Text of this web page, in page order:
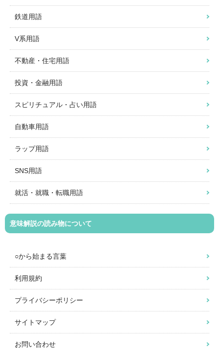
鉄道用語
V系用語
不動産・住宅用語
投資・金融用語
スピリチュアル・占い用語
自動車用語
ラップ用語
SNS用語
就活・就職・転職用語
意味解説の読み物について
○から始まる言葉
利用規約
プライバシーポリシー
サイトマップ
お問い合わせ